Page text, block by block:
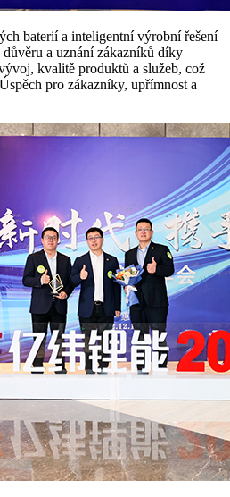
baterií a inteligentní výrobní řešení
a uznání zákazníků díky
kvalitě produktů a služeb, což
pro zákazníky, upřímnost a